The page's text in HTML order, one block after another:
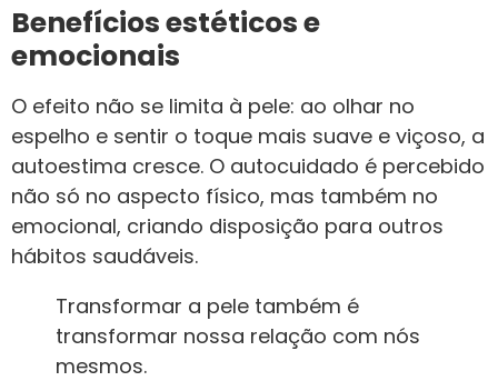
Benefícios estéticos e
emocionais
O efeito não se limita à pele: ao olhar no
espelho e sentir o toque mais suave e viçoso, a
autoestima cresce. O autocuidado é percebido
não só no aspecto físico, mas também no
emocional, criando disposição para outros
hábitos saudáveis.
Transformar a pele também é
transformar nossa relação com nós
mesmos.